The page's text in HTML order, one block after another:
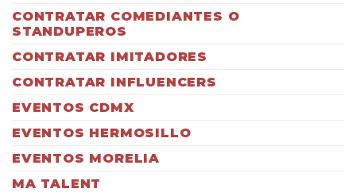
CONTRATAR COMEDIANTES O
STANDUPEROS
CONTRATAR IMITADORES
CONTRATAR INFLUENCERS
EVENTOS CDMX
EVENTOS HERMOSILLO
EVENTOS MORELIA
MA TALENT